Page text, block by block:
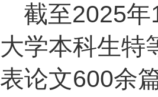
截至2025
大学本科生特
表论文600余